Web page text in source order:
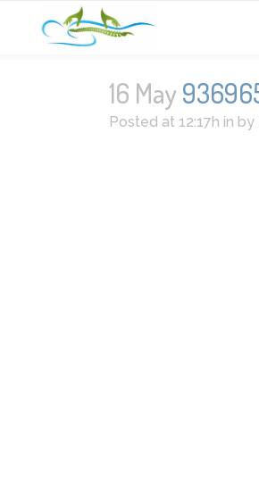
16 May
Posted at 12:17h in by